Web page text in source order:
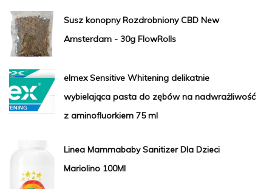
Susz konopny Rozdrobniony CBD New
Amsterdam - 30g FlowRolls
elmex Sensitive Whitening delikatnie
wybielająca pasta do zębów na nadwrażliwość
z aminofluorkiem 75 ml
Linea Mammababy Sanitizer Dla Dzieci
Mariolino 100Ml